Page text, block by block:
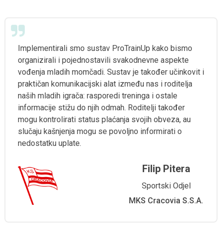
Implementirali smo sustav ProTrainUp kako bismo
organizirali i pojednostavili svakodnevne aspekte
vođenja mladih momčadi. Sustav je također učinkovit i
praktičan komunikacijski alat između nas i roditelja
naših mladih igrača: rasporedi treninga i ostale
informacije stižu do njih odmah. Roditelji također
mogu kontrolirati status plaćanja svojih obveza, au
slučaju kašnjenja mogu se povoljno informirati o
nedostatku uplate.
Filip Pitera
Sportski Odjel
MKS Cracovia S.S.A.